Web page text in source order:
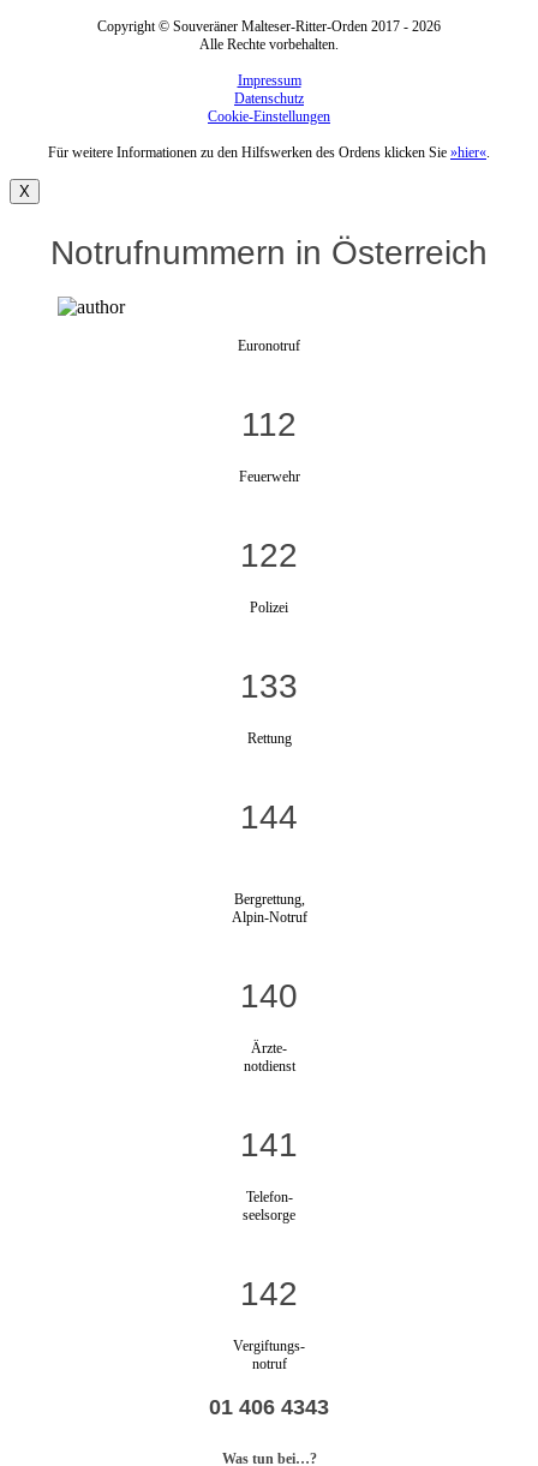
Copyright © Souveräner Malteser-Ritter-Orden 2017 - 2026
Alle Rechte vorbehalten.
Impressum
Datenschutz
Cookie-Einstellungen
Für weitere Informationen zu den Hilfswerken des Ordens klicken Sie »hier«.
X
Notrufnummern in Österreich
Euronotruf
112
Feuerwehr
122
Polizei
133
Rettung
144
Bergrettung,
Alpin-Notruf
140
Ärzte-
notdienst
141
Telefon-
seelsorge
142
Vergiftungs-
notruf
01 406 4343
Was tun bei…?